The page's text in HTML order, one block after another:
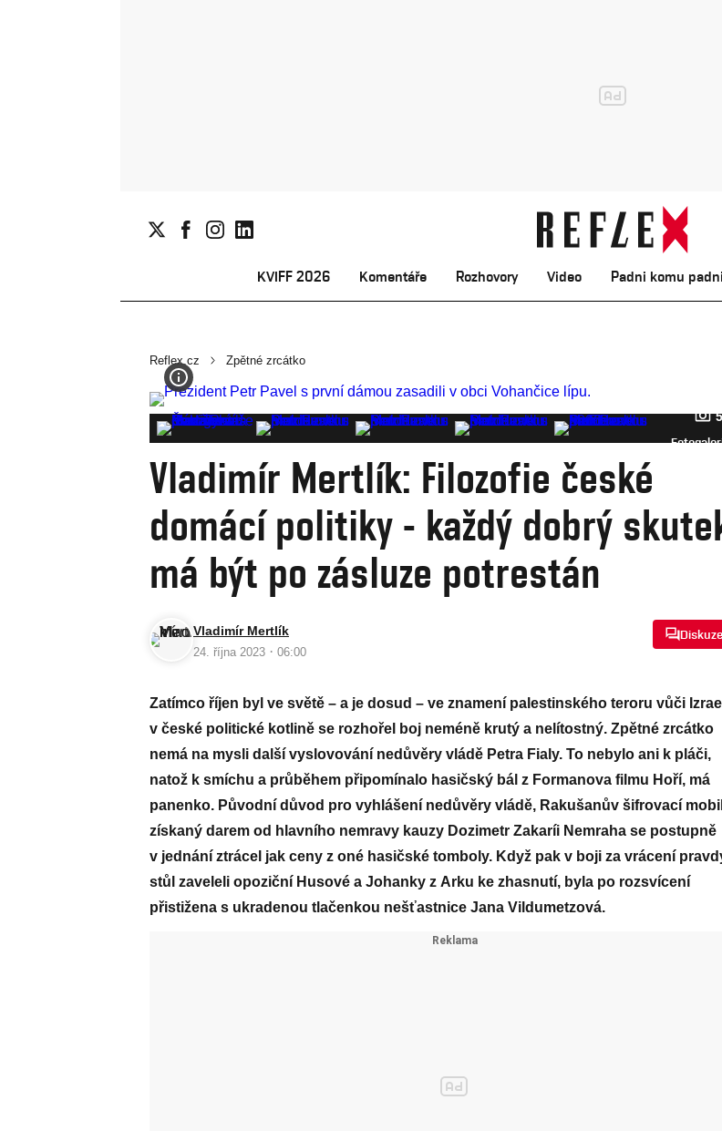
KVIFF 2026 Komentáře Rozhovory Video Padni komu padni
Reflex.cz Zpětné zrcátko
5
Vladimír Mertlík: Filozofie české
domácí politiky - každý dobrý
má být po zásluze potrestán
Vladimír Mertlík
24. října 2023 · 06:00
Zatímco říjen byl ve světě – a je dosud – ve znamení palestinského teroru vůči
v české politické kotlině se rozhořel boj neméně krutý a nelítostný. Zpětné zrcátko
nemá na mysli další vyslovování nedůvěry vládě Petra Fialy. To nebylo ani k pláči,
natož k smíchu a průběhem připomínalo hasičský bál z Formanova filmu Hoří, má
panenko. Původní důvod pro vyhlášení nedůvěry vládě, Rakušanův šifrovací
získaný darem od hlavního nemravy kauzy Dozimetr Zakaríi Nemraha se postupně
v jednání ztrácel jak ceny z oné hasičské tomboly. Když pak v boji za vrácení
stůl zaveleli opoziční Husové a Johanky z Arku ke zhasnutí, byla po rozsvícení
přistižena s ukradenou tlačenkou nešťastnice Jana Vildumetzová.